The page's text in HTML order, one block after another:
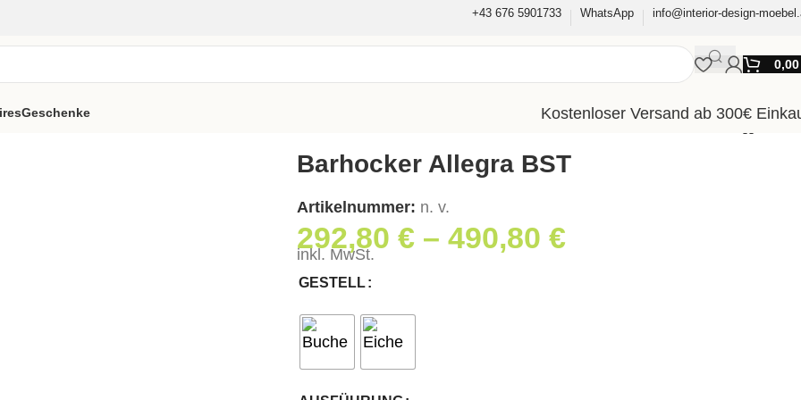
+43 676 5901733 WhatsApp info@interior-design-
Geschenke
Kostenloser Versand ab 300€
Barhocker Allegra BST
Artikelnummer: n. v.
292,80 €– 490,80 €
inkl. MwSt.
GESTELL